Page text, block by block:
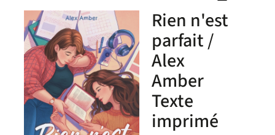
(Nouvelle
par
Rien n'est
parfait /
Alex
Amber
Texte
imprimé